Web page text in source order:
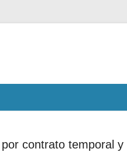
contrato temporal